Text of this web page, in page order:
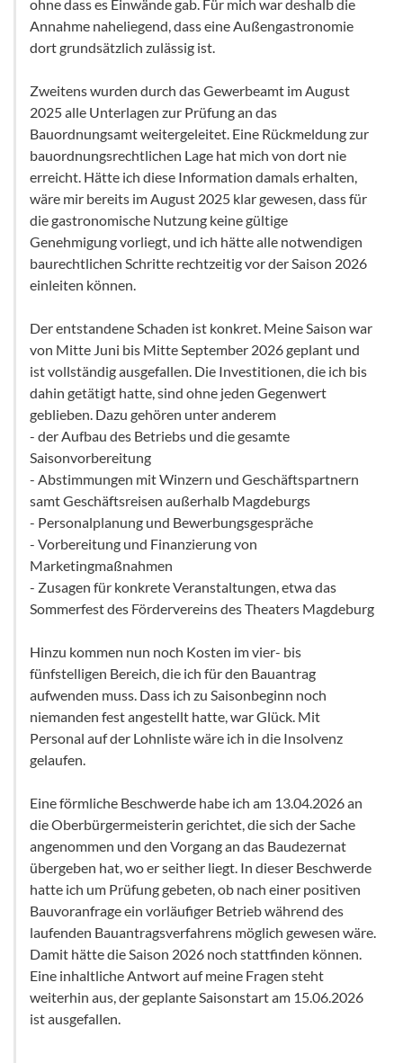
ohne dass es Einwände gab. Für mich war deshalb die
Annahme naheliegend, dass eine Außengastronomie
dort grundsätzlich zulässig ist.
Zweitens wurden durch das Gewerbeamt im August
2025 alle Unterlagen zur Prüfung an das
Bauordnungsamt weitergeleitet. Eine Rückmeldung zur
bauordnungsrechtlichen Lage hat mich von dort nie
erreicht. Hätte ich diese Information damals erhalten,
wäre mir bereits im August 2025 klar gewesen, dass für
die gastronomische Nutzung keine gültige
Genehmigung vorliegt, und ich hätte alle notwendigen
baurechtlichen Schritte rechtzeitig vor der Saison 2026
einleiten können.
Der entstandene Schaden ist konkret. Meine Saison war
von Mitte Juni bis Mitte September 2026 geplant und
ist vollständig ausgefallen. Die Investitionen, die ich bis
dahin getätigt hatte, sind ohne jeden Gegenwert
geblieben. Dazu gehören unter anderem
- der Aufbau des Betriebs und die gesamte
Saisonvorbereitung
- Abstimmungen mit Winzern und Geschäftspartnern
samt Geschäftsreisen außerhalb Magdeburgs
- Personalplanung und Bewerbungsgespräche
- Vorbereitung und Finanzierung von
Marketingmaßnahmen
- Zusagen für konkrete Veranstaltungen, etwa das
Sommerfest des Fördervereins des Theaters Magdeburg
Hinzu kommen nun noch Kosten im vier- bis
fünfstelligen Bereich, die ich für den Bauantrag
aufwenden muss. Dass ich zu Saisonbeginn noch
niemanden fest angestellt hatte, war Glück. Mit
Personal auf der Lohnliste wäre ich in die Insolvenz
gelaufen.
Eine förmliche Beschwerde habe ich am 13.04.2026 an
die Oberbürgermeisterin gerichtet, die sich der Sache
angenommen und den Vorgang an das Baudezernat
übergeben hat, wo er seither liegt. In dieser Beschwerde
hatte ich um Prüfung gebeten, ob nach einer positiven
Bauvoranfrage ein vorläufiger Betrieb während des
laufenden Bauantragsverfahrens möglich gewesen wäre.
Damit hätte die Saison 2026 noch stattfinden können.
Eine inhaltliche Antwort auf meine Fragen steht
weiterhin aus, der geplante Saisonstart am 15.06.2026
ist ausgefallen.